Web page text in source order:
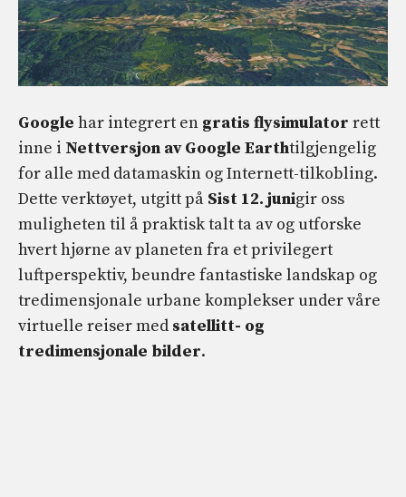
Google har integrert en gratis flysimulator rett
inne i Nettversjon av Google Earthtilgjengelig
for alle med datamaskin og Internett-tilkobling.
Dette verktøyet, utgitt på Sist 12. junigir oss
muligheten til å praktisk talt ta av og utforske
hvert hjørne av planeten fra et privilegert
luftperspektiv, beundre fantastiske landskap og
tredimensjonale urbane komplekser under våre
virtuelle reiser med satellitt- og
tredimensjonale bilder.